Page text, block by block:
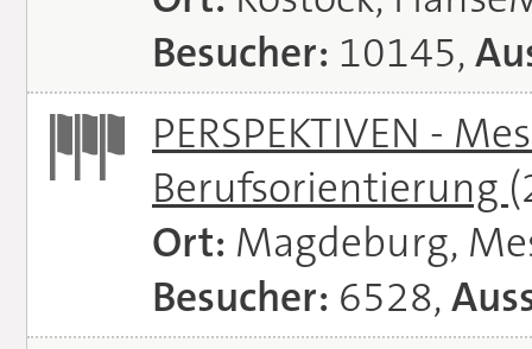
Besucher: 10145,
PERSPEKTIVEN -
Berufsorientierung
Ort: Magdeburg,
Besucher: 6528,